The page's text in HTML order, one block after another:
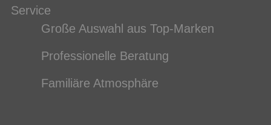
Service
Große Auswahl aus Top-Marken
Professionelle Beratung
Familiäre Atmosphäre